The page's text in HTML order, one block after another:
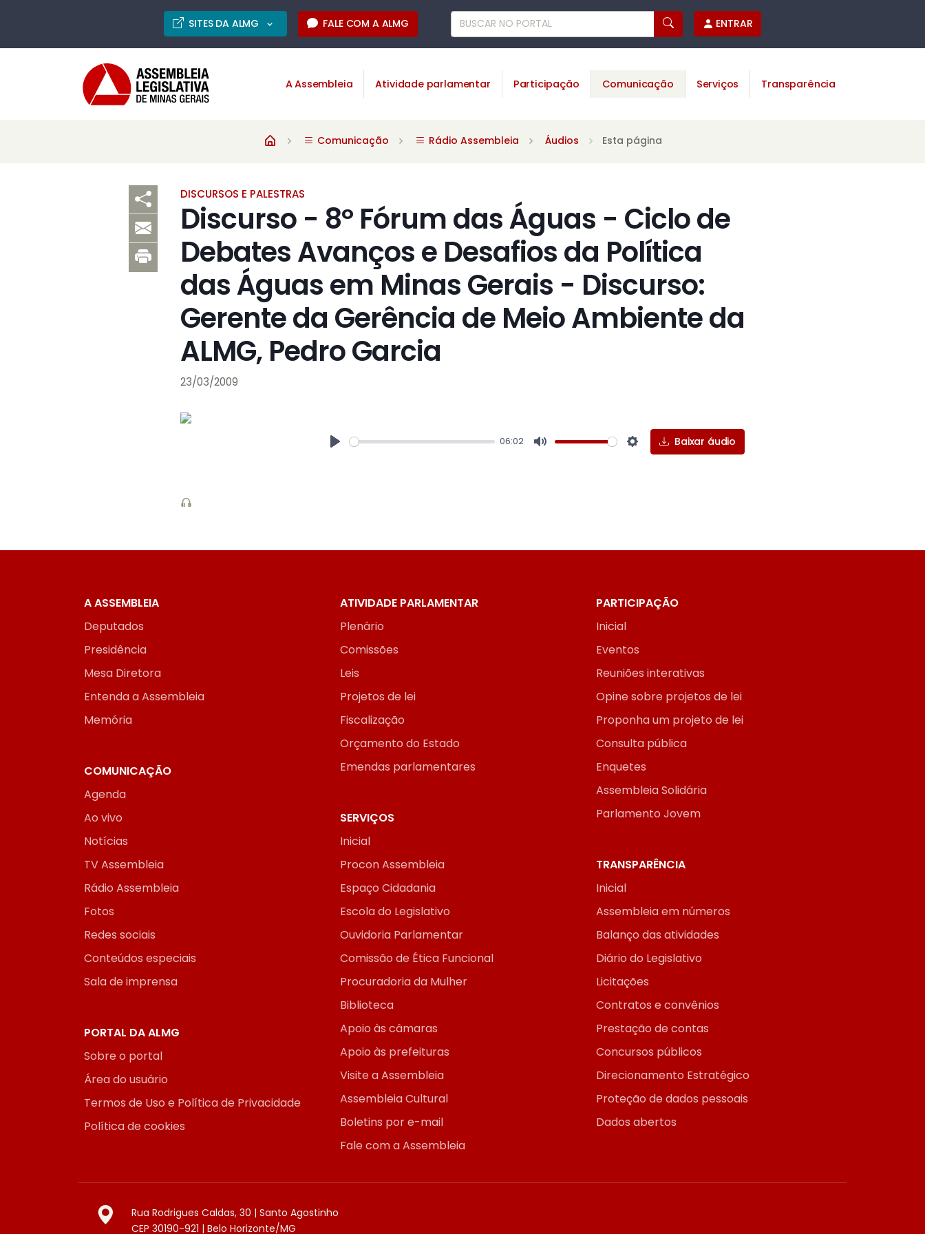
SITES DA ALMG FALE COM A ALMG ENTRAR
A Assembleia Atividade parlamentar Participação Comunicação Serviços Transparência
Comunicação Rádio Assembleia Áudios Esta página
DISCURSOS E PALESTRAS
Discurso - 8º Fórum das Águas - Ciclo de
Debates Avanços e Desafios da Política
das Águas em Minas Gerais - Discurso:
Gerente da Gerência de Meio Ambiente da
ALMG, Pedro Garcia
23/03/2009
06:02
Settings
Baixar áudio
A ASSEMBLEIA
Deputados
Presidência
Mesa Diretora
Entenda a Assembleia
Memória
ATIVIDADE PARLAMENTAR
Plenário
Comissões
Leis
Projetos de lei
Fiscalização
Orçamento do Estado
Emendas parlamentares
PARTICIPAÇÃO
Inicial
Eventos
Reuniões interativas
Opine sobre projetos de lei
Proponha um projeto de lei
Consulta pública
Enquetes
Assembleia Solidária
Parlamento Jovem
COMUNICAÇÃO
Agenda
Ao vivo
Notícias
TV Assembleia
Rádio Assembleia
Fotos
Redes sociais
Conteúdos especiais
Sala de imprensa
SERVIÇOS
Inicial
Procon Assembleia
Espaço Cidadania
Escola do Legislativo
Ouvidoria Parlamentar
Comissão de Ética Funcional
Procuradoria da Mulher
Biblioteca
Apoio às câmaras
Apoio às prefeituras
Visite a Assembleia
Assembleia Cultural
Boletins por e-mail
Fale com a Assembleia
TRANSPARÊNCIA
Inicial
Assembleia em números
Balanço das atividades
Diário do Legislativo
Licitações
Contratos e convênios
Prestação de contas
Concursos públicos
Direcionamento Estratégico
Proteção de dados pessoais
Dados abertos
PORTAL DA ALMG
Sobre o portal
Área do usuário
Termos de Uso e Política de Privacidade
Política de cookies
Rua Rodrigues Caldas, 30 | Santo Agostinho
CEP 30190-921 | Belo Horizonte/MG